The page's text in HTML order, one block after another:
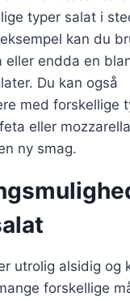
typer salat i
kan du
eller endda en
Du kan også
med forskellige
eller
ny smag.
utrolig alsidig og
forskellige